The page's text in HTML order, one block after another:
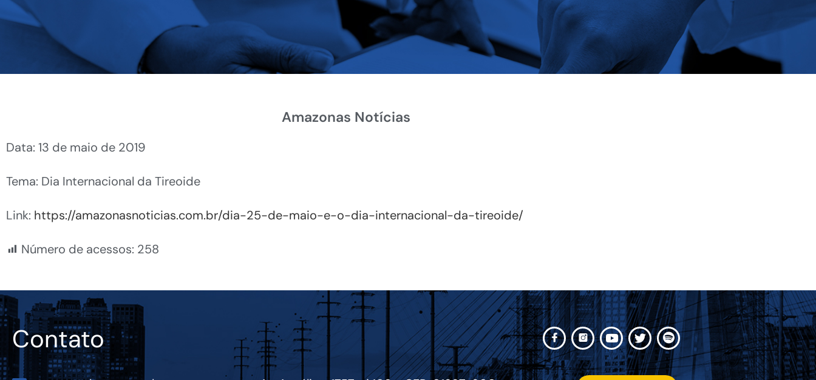
Amazonas Notícias
Data: 13 de maio de 2019
Tema: Dia Internacional da Tireoide
Link: https://amazonasnoticias.com.br/dia-25-de-maio-e-o-dia-internacional-da-tireoide/
Número de acessos: 258
Contato